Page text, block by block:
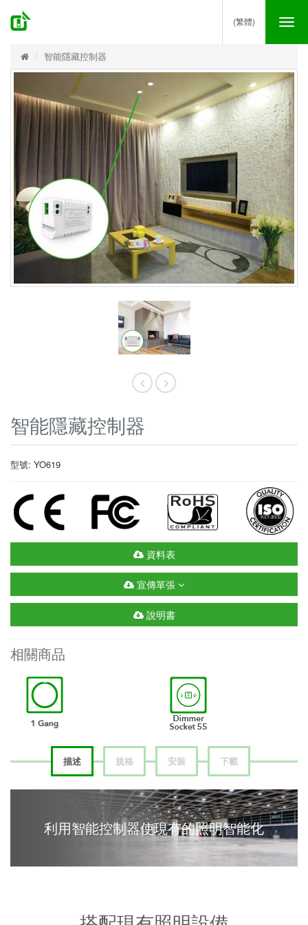
(繁體)
智能隱藏控制器
智能隱藏控制器
型號: YO619
資料表
宣傳單張
說明書
相關商品
描述 規格 安裝 下載
利用智能控制器使現有的照明智能化